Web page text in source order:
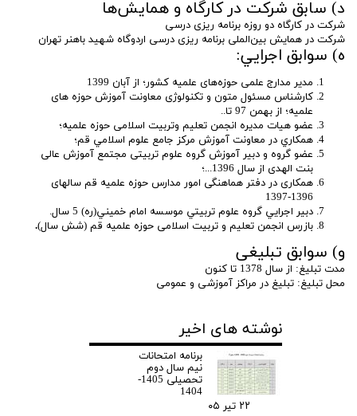
د) سابق شرکت در کارگاه و همایش‌ها
شرکت در کارگاه دو روزه برنامه ریزی درسی
شرکت در همایش بین‌الملی برنامه ریزی درسی اردوگاه شهید باهنر تهران
ه) سوابق اجرايي:
مدیر مدارج علمی حوزه‌های علمیه کشور؛ از آبان 1399
کارشناس مسئول متون و تکنولوژی معاونت آموزش حوزه های
علمیه؛ از بهمن 97 تا..
عضو هیات مدیره انجمن تعلیم وتربیت اسلامی حوزه علمیه؛
همکاري در معاونت آموزش مرکز جامع علوم اسلامي قم؛
عضو گروه و دبیر آموزش گروه علوم تربیتی مجتمع آموزش عالی
بنت الهدی از سال 1396...؛
همکاری در دفتر هماهنگی امور مدارس حوزه علمیه قم سالهای
1396-1397
دبير اجرايي گروه علوم تربيتي موسسه امام خميني(ره) 5 سال.
بازرس انجمن تعليم و تربيت اسلامی حوزه علميه قم (شش سال).
و) سوابق تبلیغی
مدت تبلیغ: از سال 1378 تا کنون
محل تبلیغ: تبلیغ در مراکز آموزشی و عمومی
نوشته های اخیر
برنامه امتحانات
نیم سال دوم
تحصیلی 1405-
1404
۲۲ تیر ۰۵